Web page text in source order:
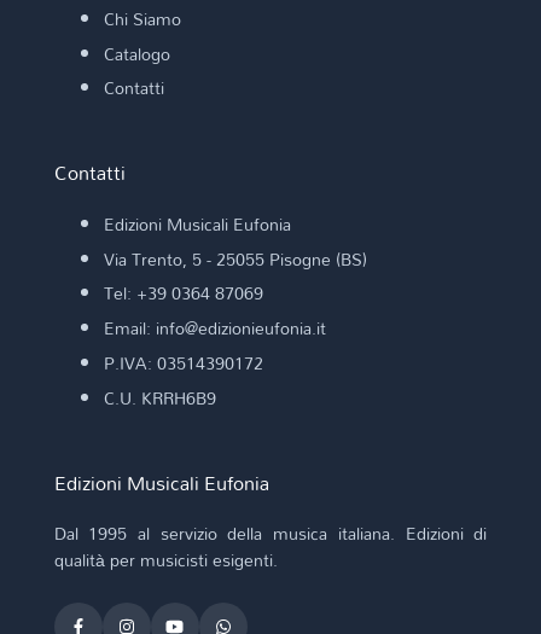
Chi Siamo
Catalogo
Contatti
Contatti
Edizioni Musicali Eufonia
Via Trento, 5 - 25055 Pisogne (BS)
Tel: +39 0364 87069
Email: info@edizionieufonia.it
P.IVA: 03514390172
C.U. KRRH6B9
Edizioni Musicali Eufonia
Dal 1995 al servizio della musica italiana. Edizioni di
qualità per musicisti esigenti.